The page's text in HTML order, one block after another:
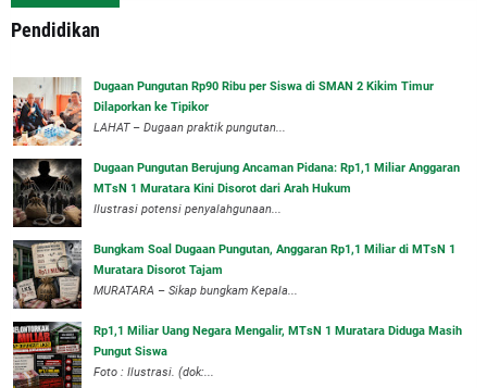
Pendidikan
Dugaan Pungutan Rp90 Ribu per Siswa di SMAN 2 Kikim Timur
Dilaporkan ke Tipikor
LAHAT – Dugaan praktik pungutan...
Dugaan Pungutan Berujung Ancaman Pidana: Rp1,1 Miliar Anggaran
MTsN 1 Muratara Kini Disorot dari Arah Hukum
Ilustrasi potensi penyalahgunaan...
Bungkam Soal Dugaan Pungutan, Anggaran Rp1,1 Miliar di MTsN 1
Muratara Disorot Tajam
‎MURATARA – Sikap bungkam Kepala...
‎Rp1,1 Miliar Uang Negara Mengalir, MTsN 1 Muratara Diduga Masih
Pungut Siswa
Foto : Ilustrasi. (dok:...